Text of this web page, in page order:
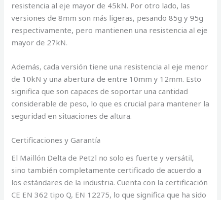
resistencia al eje mayor de 45kN. Por otro lado, las
versiones de 8mm son más ligeras, pesando 85g y 95g
respectivamente, pero mantienen una resistencia al eje
mayor de 27kN.
Además, cada versión tiene una resistencia al eje menor
de 10kN y una abertura de entre 10mm y 12mm. Esto
significa que son capaces de soportar una cantidad
considerable de peso, lo que es crucial para mantener la
seguridad en situaciones de altura.
Certificaciones y Garantía
El Maillón Delta de Petzl no solo es fuerte y versátil,
sino también completamente certificado de acuerdo a
los estándares de la industria. Cuenta con la certificación
CE EN 362 tipo Q, EN 12275, lo que significa que ha sido